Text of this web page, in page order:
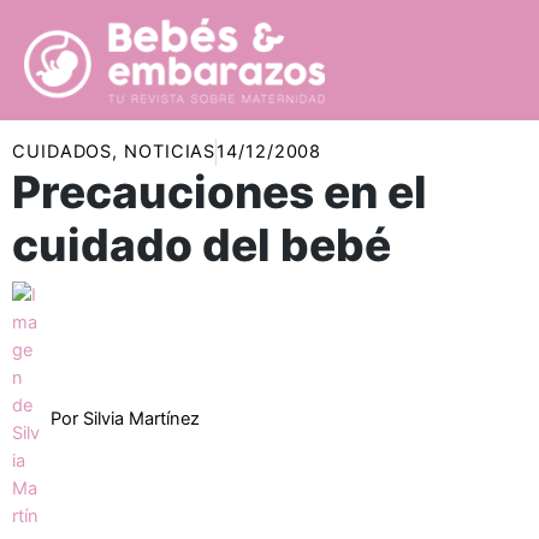
contenido
CUIDADOS, NOTICIAS14/12/2008
Precauciones en el
cuidado del bebé
Por Silvia Martínez